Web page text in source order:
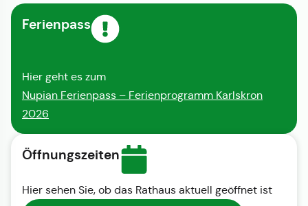
Ferienpass
Hier geht es zum
Nupian Ferienpass – Ferienprogramm Karlskron
2026
Öffnungszeiten
Hier sehen Sie, ob das Rathaus aktuell geöffnet ist